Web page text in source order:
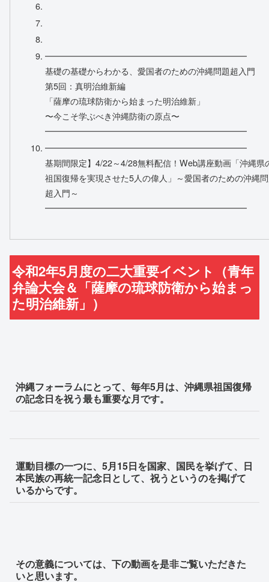
━━━━━━━━━━━━━━━━━━━━━━━━
基礎の基礎からわかる、愛国者のための沖縄問題超入門
第5回：真明治維新編
「薩摩の琉球防衛から始まった明治維新」
〜今こそ学ぶべき沖縄防衛の原点〜
━━━━━━━━━━━━━━━━━━━━━━━━
━━━━━━━━━━━━━━━━━━━━━━━━
基期間限定】4/22～4/28無料配信！Web講座動画「沖縄県
祖国復帰を実現させた5人の偉人」～愛国者のための沖縄
超入門～
━━━━━━━━━━━━━━━━━━━━━━━━
令和2年5月度の二大重要イベント（青年
弁論大会＆「薩摩の琉球防衛から始まっ
た明治維新」）
沖縄フォーラムにとって、毎年5月は、沖縄県祖国復帰
の記念日を祝う最も重要な月です。
運動目標の一つに、5月15日を国家、国民を挙げて、日
本民族の再統一記念日として、祝うというのを掲げて
いるからです。
その意義については、下の動画を是非ご覧いただきた
いと思います。